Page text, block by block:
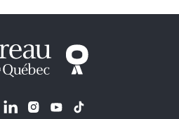
Suivez le Barreau